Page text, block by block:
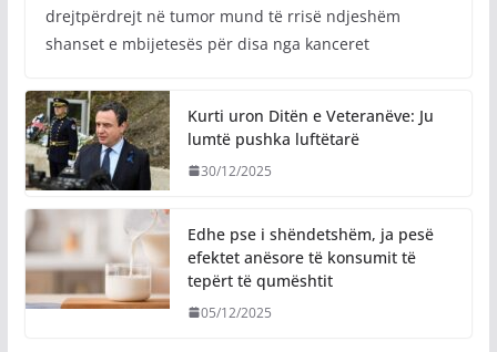
drejtpërdrejt në tumor mund të rrisë ndjeshëm
shanset e mbijetesës për disa nga kanceret
Kurti uron Ditën e Veteranëve: Ju
lumtë pushka luftëtarë
30/12/2025
Edhe pse i shëndetshëm, ja pesë
efektet anësore të konsumit të
tepërt të qumështit
05/12/2025